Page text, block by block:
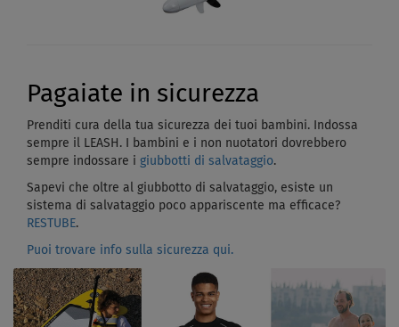
Pagaiate in sicurezza
Prenditi cura della tua sicurezza dei tuoi bambini. Indossa
sempre il LEASH. I bambini e i non nuotatori dovrebbero
sempre indossare i giubbotti di salvataggio.
Sapevi che oltre al giubbotto di salvataggio, esiste un
sistema di salvataggio poco appariscente ma efficace?
RESTUBE.
Puoi trovare info sulla sicurezza qui.